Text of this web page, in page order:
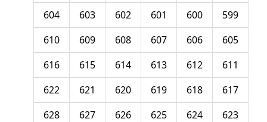
599
600
601
602
603
604
605
606
607
608
609
610
611
612
613
614
615
616
617
618
619
620
621
622
623
624
625
626
627
628